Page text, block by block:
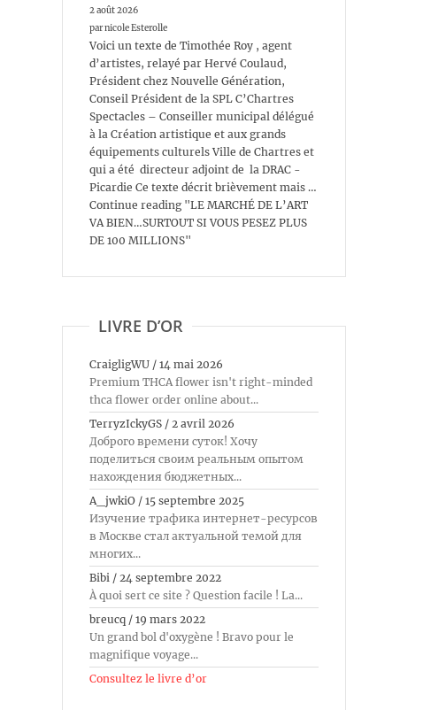
2 août 2026
par nicole Esterolle
Voici un texte de Timothée Roy , agent
d’artistes, relayé par Hervé Coulaud,
Président chez Nouvelle Génération,
Conseil Président de la SPL C’Chartres
Spectacles – Conseiller municipal délégué
à la Création artistique et aux grands
équipements culturels Ville de Chartres et
qui a été directeur adjoint de la DRAC -
Picardie Ce texte décrit brièvement mais …
Continue reading "LE MARCHÉ DE L’ART
VA BIEN…SURTOUT SI VOUS PESEZ PLUS
DE 100 MILLIONS"
LIVRE D’OR
CraigligWU / 14 mai 2026
Premium THCA flower isn't right-minded
thca flower order online about...
TerryzIckyGS / 2 avril 2026
Доброго времени суток! Хочу
поделиться своим реальным опытом
нахождения бюджетных...
A_jwkiO / 15 septembre 2025
Изучение трафика интернет-ресурсов
в Москве стал актуальной темой для
многих...
Bibi / 24 septembre 2022
À quoi sert ce site ? Question facile ! La...
breucq / 19 mars 2022
Un grand bol d'oxygène ! Bravo pour le
magnifique voyage...
Consultez le livre d’or